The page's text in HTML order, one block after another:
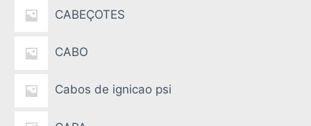
CABEÇOTES
CABO
Cabos de ignicao psi